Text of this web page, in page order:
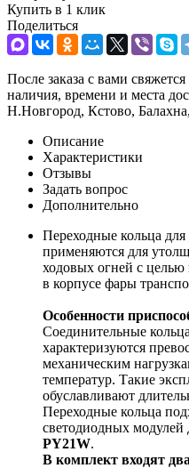
Купить в 1 клик
Поделиться
После заказа с вами
наличия, времени и места
Н.Новгород, Кстово,
Описание
Характеристики
Отзывы
Задать вопрос
Дополнительно
Переходные кольца
применяются для
ходовых огней с
в корпусе фары
Особенности
Соединительные
характеризуются
механическим
температур. Такие
обуславливают
Переходные кольца
светодиодных
PY21W.
В комплект входят